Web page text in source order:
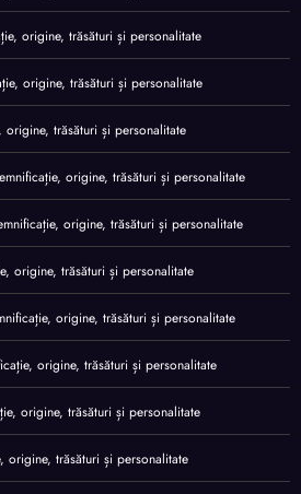
origine, trăsături și personalitate
origine, trăsături și personalitate
origine, trăsături și personalitate
origine, trăsături și personalitate
origine, trăsături și personalitate
origine, trăsături și personalitate
origine, trăsături și personalitate
origine, trăsături și personalitate
origine, trăsături și personalitate
origine, trăsături și personalitate